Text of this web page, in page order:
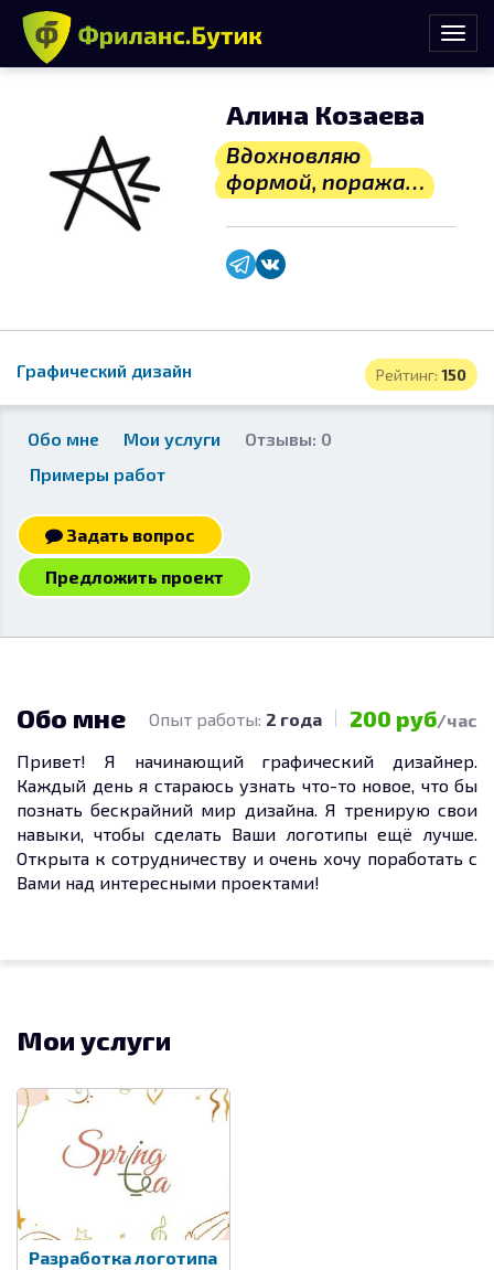
Алина Козаева
Вдохновляю
формой, поражаю
содержанием
Рейтинг: 150
Графический дизайн
Обо мне Мои услуги
Отзывы: 0
Примеры работ
Задать вопрос
Предложить проект
Обо мне Опыт работы: 2 года 200 руб/час
Привет! Я начинающий графический дизайнер.
Каждый день я стараюсь узнать что-то новое, что бы
познать бескрайний мир дизайна. Я тренирую свои
навыки, чтобы сделать Ваши логотипы ещё лучше.
Открыта к сотрудничеству и очень хочу поработать с
Вами над интересными проектами!
Мои услуги
Разработка логотипа